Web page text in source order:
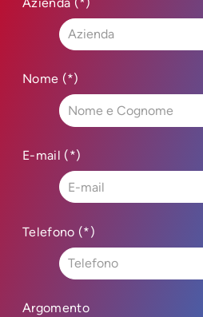
Nome (*)
E-mail (*)
Telefono (*)
Argomento